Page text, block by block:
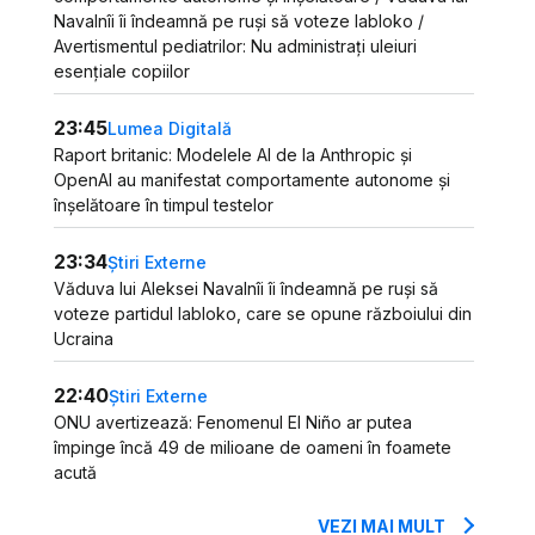
Navalnîi îi îndeamnă pe ruși să voteze Iabloko /
Avertismentul pediatrilor: Nu administrați uleiuri
esențiale copiilor
23:45Lumea Digitală
Raport britanic: Modelele AI de la Anthropic și
OpenAI au manifestat comportamente autonome și
înșelătoare în timpul testelor
23:34Știri Externe
Văduva lui Aleksei Navalnîi îi îndeamnă pe ruși să
voteze partidul Iabloko, care se opune războiului din
Ucraina
22:40Știri Externe
ONU avertizează: Fenomenul El Niño ar putea
împinge încă 49 de milioane de oameni în foamete
acută
VEZI MAI MULT